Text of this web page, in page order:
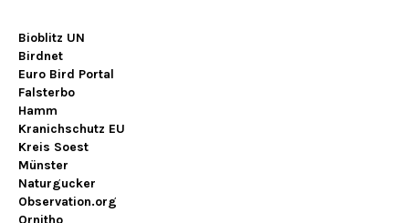
Bioblitz UN
Birdnet
Euro Bird Portal
Falsterbo
Hamm
Kranichschutz EU
Kreis Soest
Münster
Naturgucker
Observation.org
Ornitho